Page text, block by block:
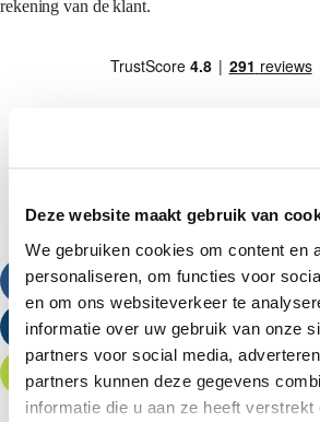
Deze website maakt gebruik van
We gebruiken cookies om content en
personaliseren, om functies voor
en om ons websiteverkeer te
informatie over uw gebruik van onze
partners voor social media,
partners kunnen deze gegevens
informatie die u aan ze heeft verstrekt
rekening van de klant.
Bel ons
Stuur een e-mail
Offerte aanvragen